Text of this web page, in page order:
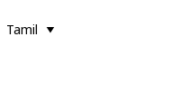
Tamil